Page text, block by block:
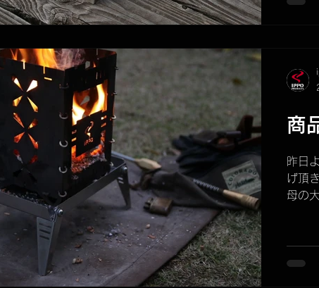
商
昨日
げ頂
母の